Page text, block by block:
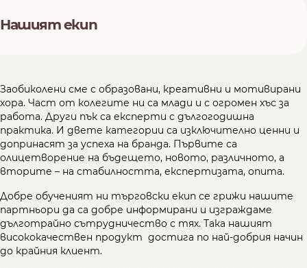
Нашият екип
Заобиколени сме с образовани, креативни и мотивирани
хора. Част от колегите ни са млади и с огромен хъс за
работа. Други пък са експерти с дългогодишна
практика. И двете категории са изключително ценни и
допринасят за успеха на бранда. Първите са
олицетворение на бъдещето, новото, различното, а
вторите – на стабилността, експертизата, опита.
Добре обученият ни търговски екип се грижи нашите
партньори да са добре информирани и изграждаме
дълготрайно сътрудничество с тях. Така нашият
висококачествен продукт достига по най-добрия начин
до крайния клиент.